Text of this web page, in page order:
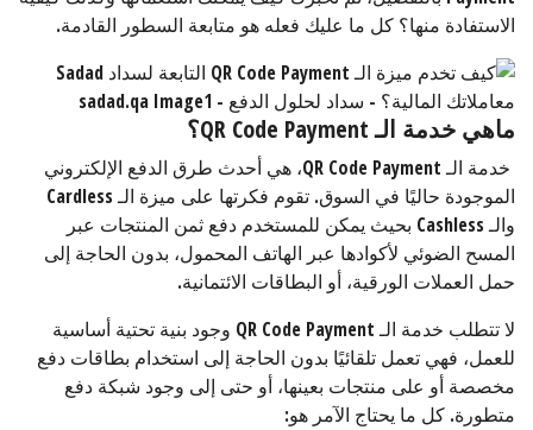
الاستفادة منها؟ كل ما عليك فعله هو متابعة السطور القادمة.
ماهي خدمة الـQR Code Payment؟
خدمة الـ QR Code Payment، هي أحدث طرق الدفع الإلكتروني
الموجودة حاليًا في السوق. تقوم فكرتها على ميزة الـ Cardless
والـ Cashless بحيث يمكن للمستخدم دفع ثمن المنتجات عبر
المسح الضوئي لأكوادها عبر الهاتف المحمول، بدون الحاجة إلى
حمل العملات الورقية، أو البطاقات الائتمانية.
لا تتطلب خدمة الـ QR Code Payment وجود بنية تحتية أساسية
للعمل، فهي تعمل تلقائيًا بدون الحاجة إلى استخدام بطاقات دفع
مخصصة أو على منتجات بعينها، أو حتى إلى وجود شبكة دفع
متطورة. كل ما يحتاج الآمر هو: